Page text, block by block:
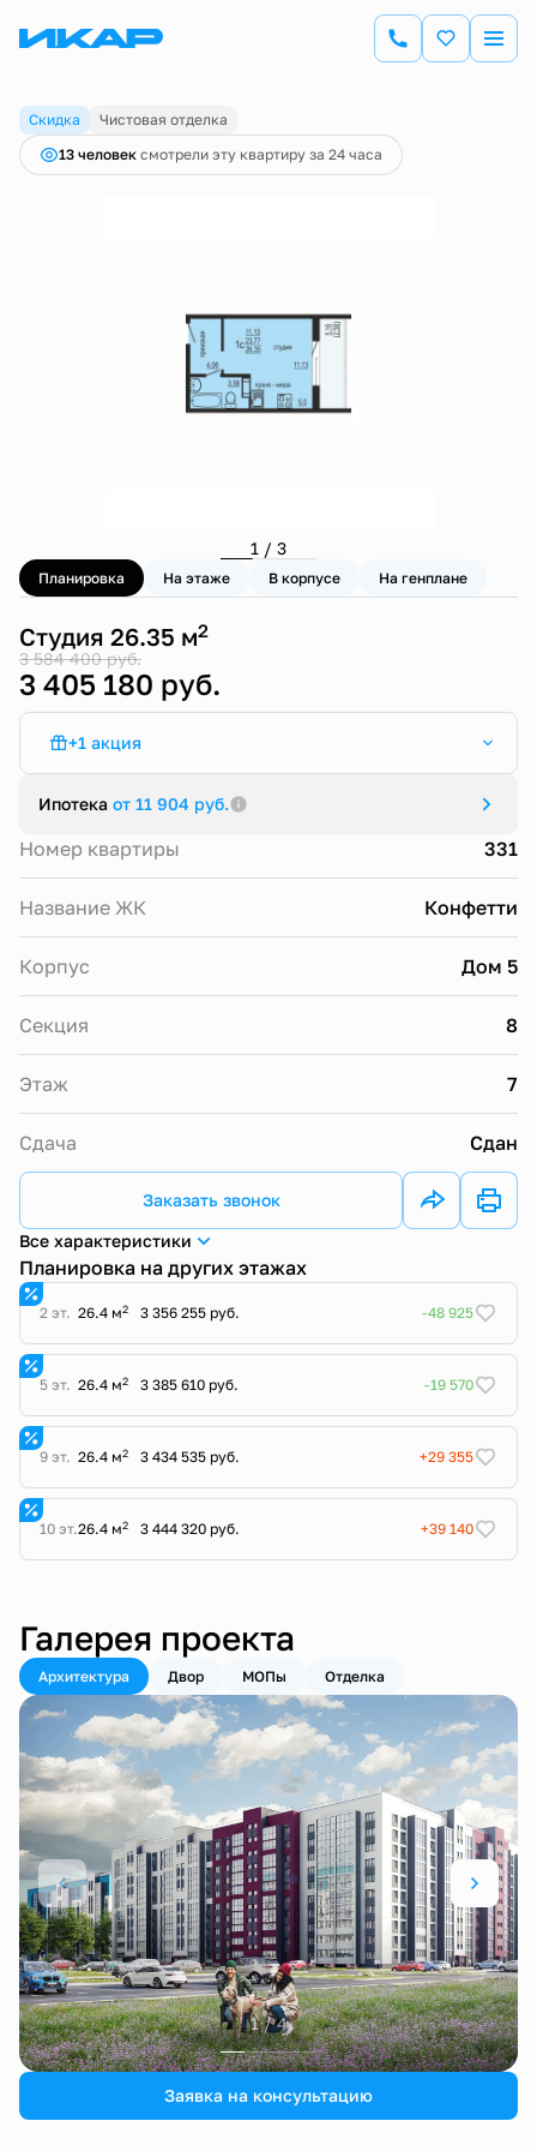
Студия26.35 м
3 584 400 руб.
3 405 180 руб.
Ипотекаот 11 904 руб.
Скидка
Чистовая отделка
13 человек смотрели эту квартиру за 24 часа
1 / 3
Планировка На этаже В корпусе На генплане
Студия 26.35 м2
3 584 400 руб.
3 405 180 руб.
+1 акция
Ипотека от 11 904 руб.
Номер квартиры 331
Название ЖК Конфетти
Корпус Дом 5
Секция 8
Этаж 7
Сдача Сдан
Заказать звонок
Все характеристики
Планировка на других этажах
2 эт. 26.4 м2 3 356 255 руб. -48 925
5 эт. 26.4 м2 3 385 610 руб. -19 570
9 эт. 26.4 м2 3 434 535 руб. +29 355
10 эт.26.4 м2 3 444 320 руб. +39 140
Галерея проекта
Архитектура Двор МОПы Отделка
1 / 4
Заявка на консультацию